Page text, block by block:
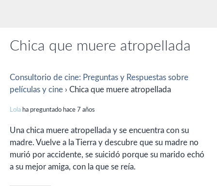
Chica que muere atropellada
Consultorio de cine: Preguntas y Respuestas sobre
películas y cine › Chica que muere atropellada
Lola ha preguntado hace 7 años
Una chica muere atropellada y se encuentra con su
madre. Vuelve a la Tierra y descubre que su madre no
murió por accidente, se suicidó porque su marido echó
a su mejor amiga, con la que se reía.